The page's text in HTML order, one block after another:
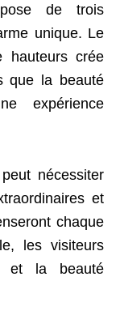
de trois
unique. Le
hauteurs crée
que la beauté
expérience
nécessiter
et
chaque
les visiteurs
et la beauté